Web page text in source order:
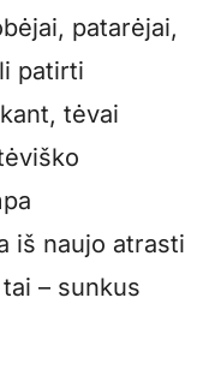
patarėjai,
patirti
tėvai
iš naujo atrasti
– sunkus